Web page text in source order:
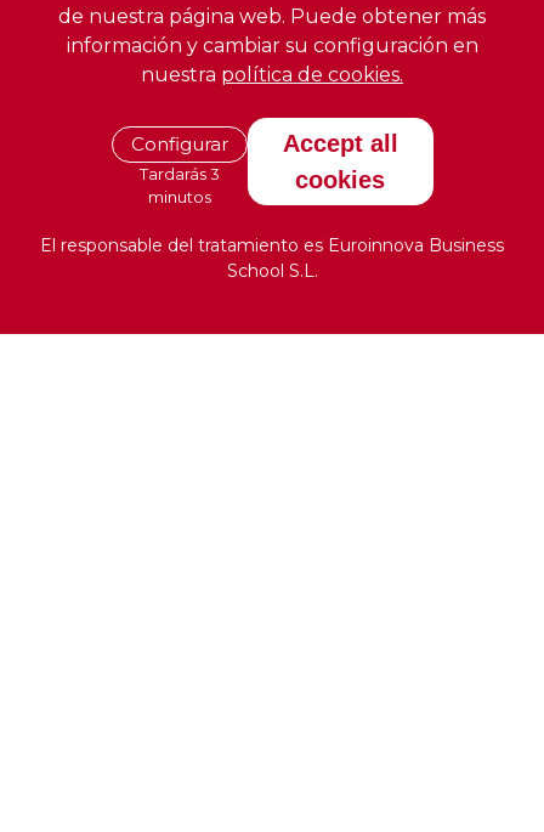
de nuestra página web. Puede obtener más
información y cambiar su configuración en
nuestra política de cookies.
Configurar
Tardarás 3
minutos
Accept all
cookies
El responsable del tratamiento es Euroinnova Business
School S.L.